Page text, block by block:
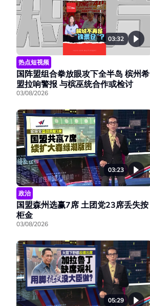
03:32
热点短视频
国阵盟组合拳放眼攻下全半岛 槟州希
盟拉响警报 与槟巫统合作或检讨
03/08/2026
03:23
政治
国盟森州选赢7席 土团党23席丢失按
柜金
03/08/2026
05:29